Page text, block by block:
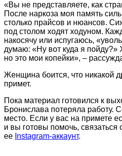
«Вы не представляете, как
После наркоза моя память
столько прайсов и нюансов.
под столом ходят ходуном.
накосячу или испугаюсь,
думаю: «Ну вот куда я пойду?»
но это мои копейки», –
Женщина боится, что никакой
примет.
Пока материал готовился к
Бронислава потеряла работу.
место. Если у вас на примете
и вы готовы помочь,
ее Instagram-аккаунт.